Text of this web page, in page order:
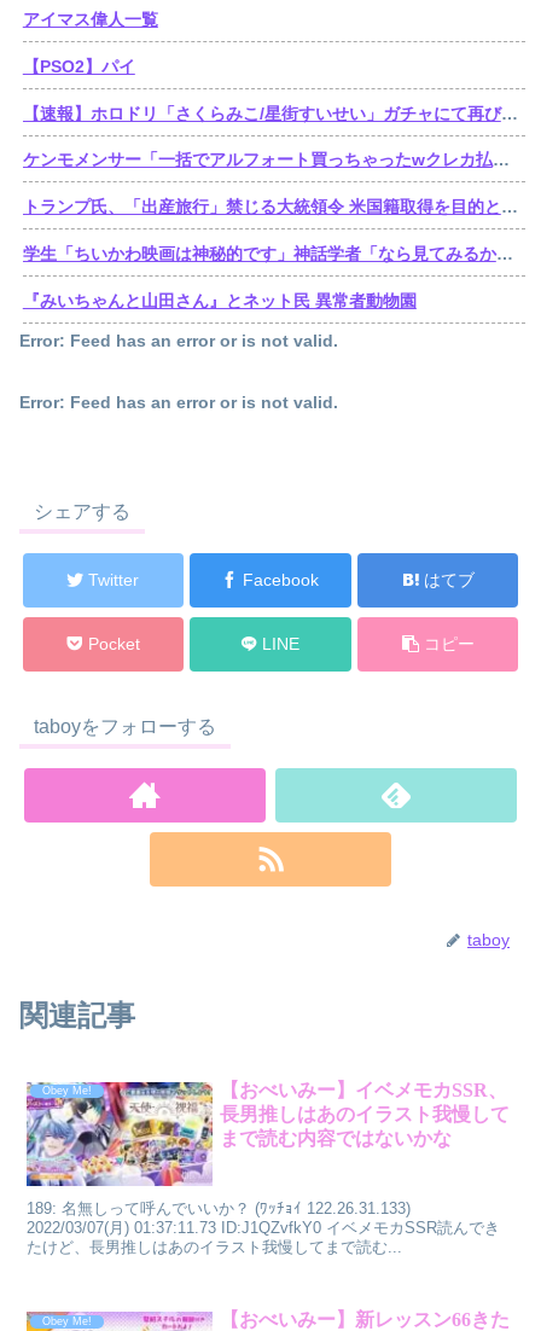
アイマス偉人一覧
【PSO2】パイ
【速報】ホロドリ「さくらみこ/星街すいせい」ガチャにて再びセルラン1位達成！
ケンモメンサー「一括でアルフォート買っちゃったwクレカ払いで来月の俺ごめんねー」銀行「デビットカードなんで即時引き落としです」
トランプ氏、「出産旅行」禁じる大統領令 米国籍取得を目的とした中国人らの渡米を問題視
学生「ちいかわ映画は神秘的です」神話学者「なら見てみるか…」
『みいちゃんと山田さん』とネット民 異常者動物園
Error: Feed has an error or is not valid.
Error: Feed has an error or is not valid.
シェアする
Twitter Facebook はてブ
Pocket LINE コピー
taboyをフォローする
taboy
関連記事
Obey Me!
【おべいみー】イベメモカSSR、
長男推しはあのイラスト我慢して
まで読む内容ではないかな
189: 名無しって呼んでいいか？ (ﾜｯﾁｮｲ 122.26.31.133)
2022/03/07(月) 01:37:11.73 ID:J1QZvfkY0 イベメモカSSR読んでき
たけど、長男推しはあのイラスト我慢してまで読む...
Obey Me!
【おべいみー】新レッスン66きた